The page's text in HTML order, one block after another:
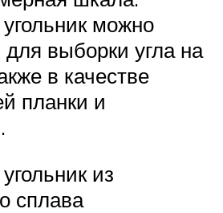
можно
для выборки угла на
в качестве
планки и
из
сплава